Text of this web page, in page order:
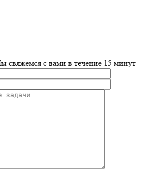
свяжемся с вами в течение 15 минут